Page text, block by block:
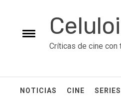
content
Toggle
Críticas de cine con
NOTICIAS CINE SERIES